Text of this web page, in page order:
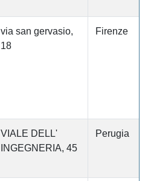
via san gervasio,
18
Firenze
VIALE DELL'
INGEGNERIA, 45
Perugia